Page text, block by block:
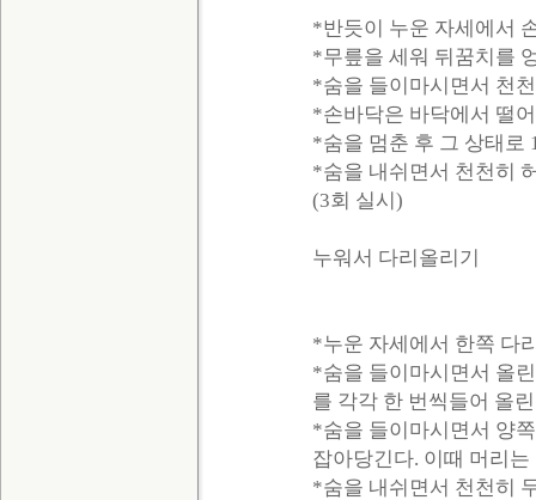
*반듯이 누운 자세에서
*무릎을 세워 뒤꿈치를
*숨을 들이마시면서 천
*손바닥은 바닥에서 떨
*숨을 멈춘 후 그 상태로
*숨을 내쉬면서 천천히
(3회 실시)
누워서 다리올리기
*누운 자세에서 한쪽 다
*숨을 들이마시면서 올
를 각각 한 번씩들어 올
*숨을 들이마시면서 양
잡아당긴다. 이때 머리는
*숨을 내쉬면서 천천히